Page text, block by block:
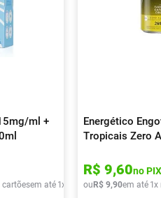
ml +
cartõesem até 1x de R$ 19,90
Energético
Tropicais Zero
R$ 9,60no PIX
ou R$ 9,90em até 1x